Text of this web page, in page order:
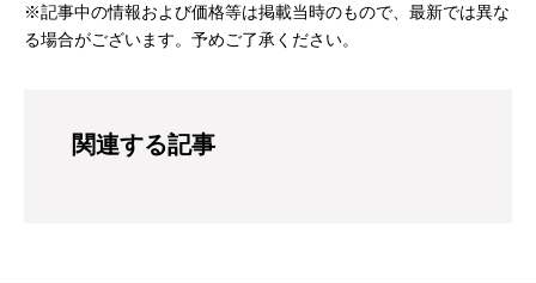
※記事中の情報および価格等は掲載当時のもので、最新では異な
る場合がございます。予めご了承ください。
関連する記事